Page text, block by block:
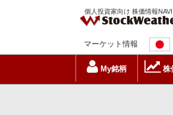
個人投資家向け 株価情報NAVI
マーケット情報
My銘柄 株